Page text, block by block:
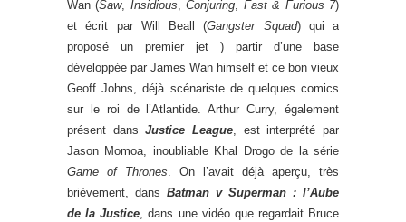
Wan (Saw, Insidious ,Conjuring Fast & Furious 7)
et écrit par Will Beall (Gangster Squad) qui a
proposé un premier jet ) partir d’une base
développée par James Wan himself et ce bon vieux
Geoff Johns, déjà scénariste de quelques comics
sur le roi de l’Atlantide. Arthur Curry, également
présent dansJustice League , est interprété par
Jason Momoa, inoubliable Khal Drogo de la série
Game of Thrones . On l’avait déjà aperçu, très
brièvement, dans Batman v Superman : l’Aube
de la Justice , dans une vidéo que regardait Bruce